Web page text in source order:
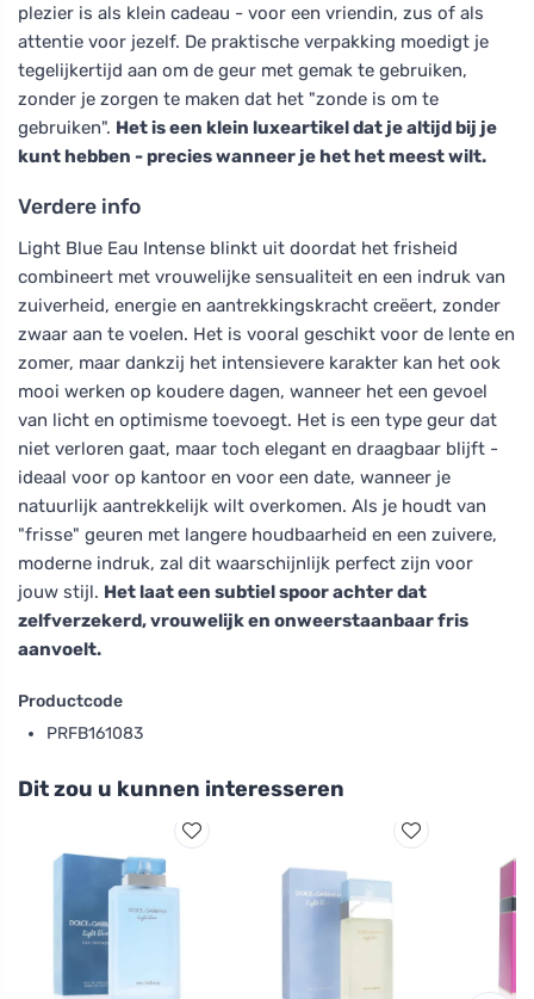
plezier is als klein cadeau - voor een vriendin, zus of als
attentie voor jezelf. De praktische verpakking moedigt je
tegelijkertijd aan om de geur met gemak te gebruiken,
zonder je zorgen te maken dat het "zonde is om te
gebruiken". Het is een klein luxeartikel dat je altijd bij je
kunt hebben - precies wanneer je het het meest wilt.
Verdere info
Light Blue Eau Intense blinkt uit doordat het frisheid
combineert met vrouwelijke sensualiteit en een indruk van
zuiverheid, energie en aantrekkingskracht creëert, zonder
zwaar aan te voelen. Het is vooral geschikt voor de lente en
zomer, maar dankzij het intensievere karakter kan het ook
mooi werken op koudere dagen, wanneer het een gevoel
van licht en optimisme toevoegt. Het is een type geur dat
niet verloren gaat, maar toch elegant en draagbaar blijft -
ideaal voor op kantoor en voor een date, wanneer je
natuurlijk aantrekkelijk wilt overkomen. Als je houdt van
"frisse" geuren met langere houdbaarheid en een zuivere,
moderne indruk, zal dit waarschijnlijk perfect zijn voor
jouw stijl. Het laat een subtiel spoor achter dat
zelfverzekerd, vrouwelijk en onweerstaanbaar fris
aanvoelt.
Productcode
PRFB161083
Dit zou u kunnen interesseren